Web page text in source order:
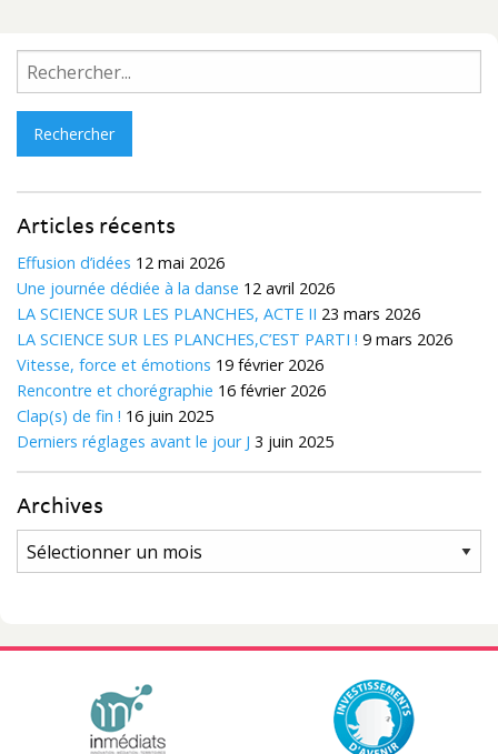
Rechercher :
Articles récents
Effusion d’idées 12 mai 2026
Une journée dédiée à la danse 12 avril 2026
LA SCIENCE SUR LES PLANCHES, ACTE II 23 mars 2026
LA SCIENCE SUR LES PLANCHES,C’EST PARTI ! 9 mars 2026
Vitesse, force et émotions 19 février 2026
Rencontre et chorégraphie 16 février 2026
Clap(s) de fin ! 16 juin 2025
Derniers réglages avant le jour J 3 juin 2025
Archives
Archives